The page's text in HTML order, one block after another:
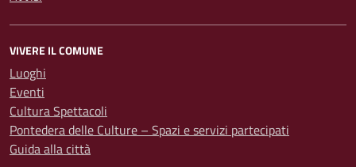
VIVERE IL COMUNE
Luoghi
Eventi
Cultura Spettacoli
Pontedera delle Culture – Spazi e servizi partecipati
Guida alla città